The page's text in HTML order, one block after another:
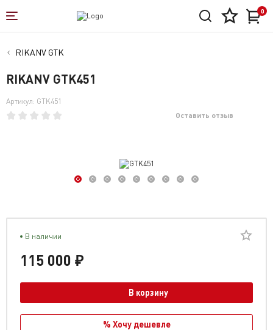
0
RIKANV GTK
RIKANV GTK451
Артикул: GTK451
Оставить отзыв
В наличии
115 000 ₽
В корзину
% Хочу дешевле